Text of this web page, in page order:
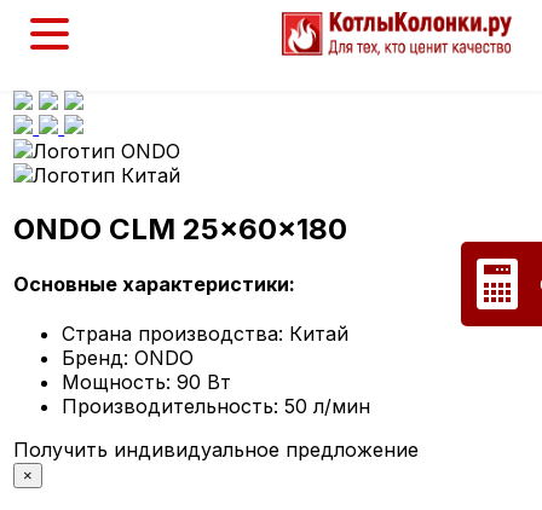
ONDO CLM 25x60x180
Основные характеристики:
Страна производства: Китай
Бренд: ONDO
Мощность: 90 Вт
Производительность: 50 л/мин
Получить индивидуальное предложение
×